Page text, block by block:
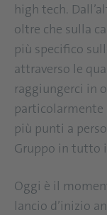
high tech.
oltre che sulla
più specifico
attraverso le
raggiungerci in
particolarmente
più punti a
Gruppo in tutto
Oggi è il
lancio d’inizio